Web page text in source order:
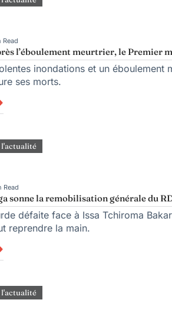
Read
l’éboulement meurtrier, le Premier
inondations et un
ses morts.
l'actualité
Read
sonne la remobilisation générale du
défaite face à Issa Tchiroma
reprendre la main.
l'actualité